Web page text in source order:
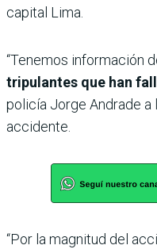
capital Lima.
“Tenemos información
tripulantes que han
policía Jorge Andrade a
accidente.
“Por la magnitud del